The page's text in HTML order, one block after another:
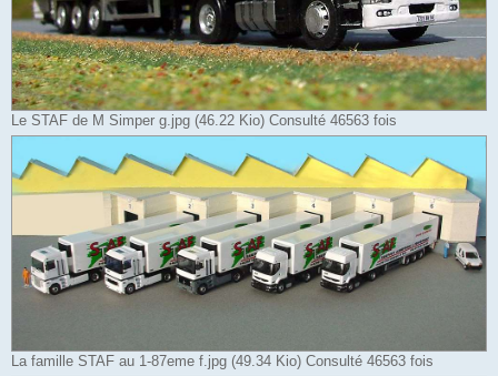
Le STAF de M Simper g.jpg (46.22 Kio) Consulté 46563 fois
La famille STAF au 1-87eme f.jpg (49.34 Kio) Consulté 46563 fois